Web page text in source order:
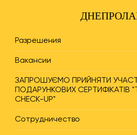
Разрешения
Вакансии
ЗАПРОШУЄМО ПРИЙНЯТИ УЧАСТЬ
ПОДАРУНКОВИХ СЕРТИФІКАТІВ
CHECK-UP"
Сотрудничество